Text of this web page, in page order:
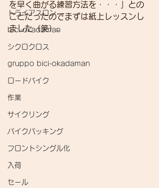
トライアスロン
bici-okadaman
シクロクロス
gruppo bici-okadaman
ロードバイク
作業
サイクリング
バイクパッキング
フロントシングル化
入荷
セール
を早く曲がる練習方法を・・・」との
ことだったのでまずは紙上レッスンし
ました（笑）。